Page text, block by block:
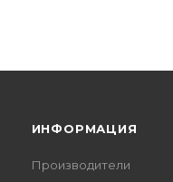
ИНФОРМАЦИЯ
Производители